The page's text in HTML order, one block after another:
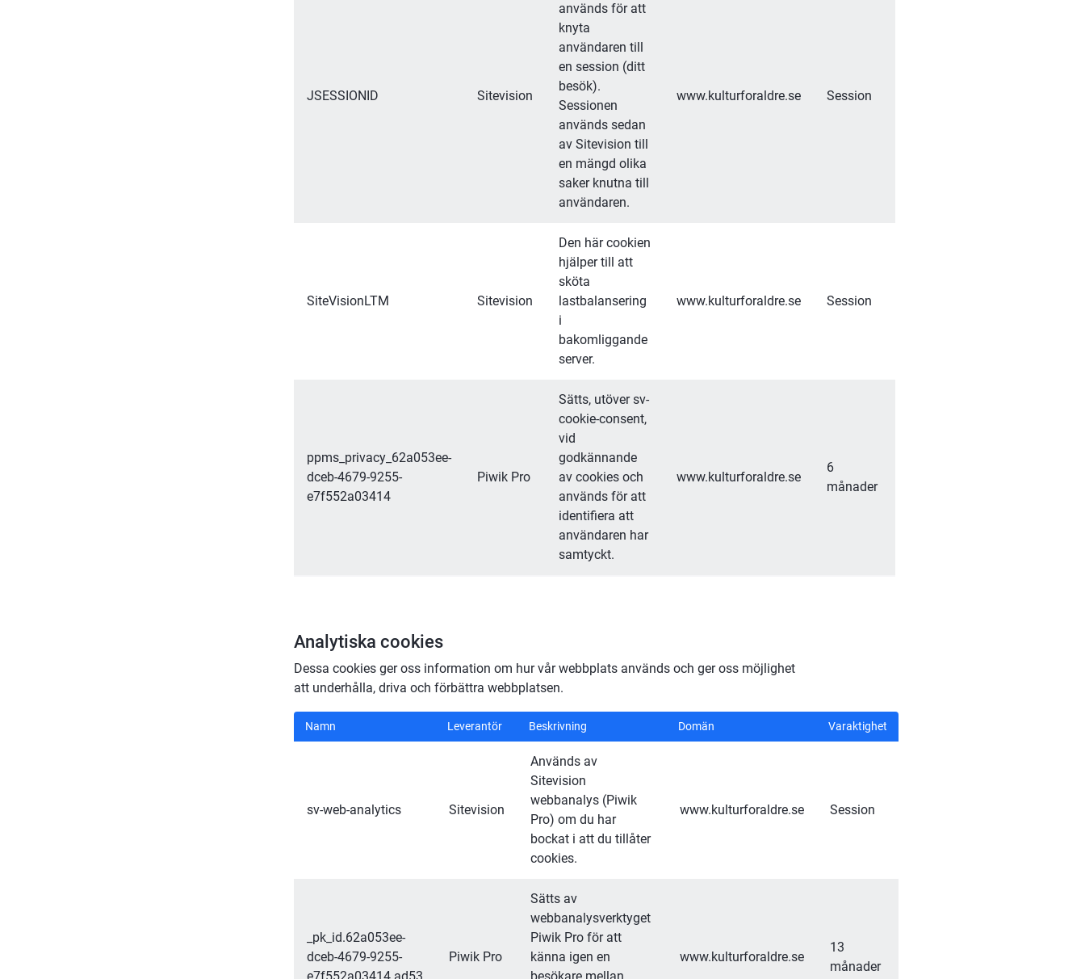
JSESSIONID Sitevision
används för att
knyta
användaren till
en session (ditt
besök).
Sessionen
används sedan
av Sitevision till
en mängd olika
saker knutna till
användaren.
www.kulturforaldre.se Session
SiteVisionLTM Sitevision
Den här cookien
hjälper till att
sköta
lastbalansering
i
bakomliggande
server.
www.kulturforaldre.se Session
ppms_privacy_62a053ee-
dceb-4679-9255-
e7f552a03414
Piwik Pro
Sätts, utöver sv-
cookie-consent,
vid
godkännande
av cookies och
används för att
identifiera att
användaren har
samtyckt.
www.kulturforaldre.se
6
månader
Analytiska cookies
Dessa cookies ger oss information om hur vår webbplats används och ger oss möjlighet
att underhålla, driva och förbättra webbplatsen.
Analytiska cookies
Namn Leverantör Beskrivning Domän Varaktighet
sv-web-analytics Sitevision
Används av
Sitevision
webbanalys (Piwik
Pro) om du har
bockat i att du tillåter
cookies.
www.kulturforaldre.se Session
_pk_id.62a053ee-
dceb-4679-9255-
Piwik Pro
Sätts av
webbanalysverktyget
Piwik Pro för att
känna igen en
www.kulturforaldre.se
13
månader